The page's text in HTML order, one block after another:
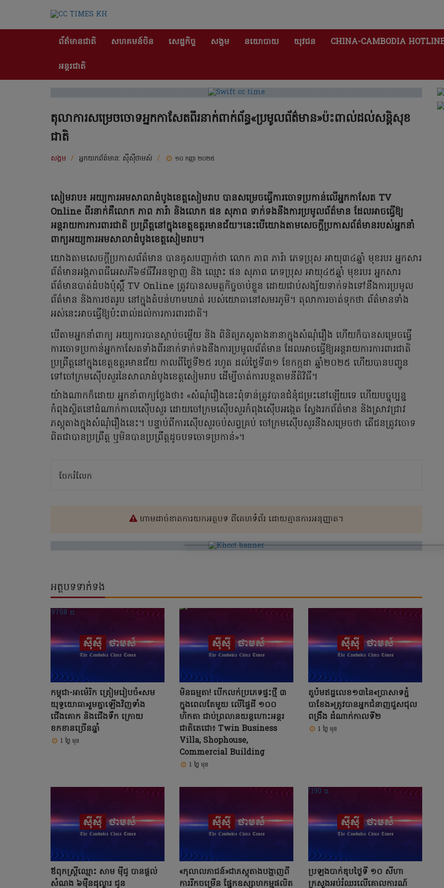
ព័ត៌មានជាតិ សហគមន៍ចិន សេដ្ឋកិច្ច សង្គម នយោបាយ យុវជន CHINA-CAMBODIA
អន្តរជាតិ
តុលាការសម្រេចចោទអ្នកកាសែតពីរនាក់ពាក់ព័ន្ធ«ប្រមូលព័ត៌មាន»ប៉ះពាល់ដល់សន្តិសុខ
ជាតិ
សង្គម / អ្នកយកព័ត៌មាន: ស៊ីស៊ីថាមស៍ / ១០ កញ្ញា ២០២៥
សៀមរាប៖ អយ្យការ​អម​សាលា​ដំបូង​ខេត្ត​សៀមរាប បានសម្រេចធ្វើការចោទប្រកាន់លើអ្នកកាសែត TV
Online ពីរ​នាក់​គឺលោក ភាព ភារ៉ា និងលោក ផន សុភាព ទាក់ទងនឹងការប្រមូលព័ត៌មាន ដែលអាចធ្វើឱ្យ
អន្តរាយការការពារជាតិ ប្រព្រឹត្តនៅក្នុងខេត្តឧត្តរមានជ័យ។នេះបើយោងតាមសេចក្តីប្រកាសព័ត៌មានរបស់​អ្នក​នាំ​
ពាក្យ​អយ្យការ​អម​សាលា​ដំបូង​ខេត្ត​សៀមរាប។
យោងតាមសេចក្តីប្រកាសព័ត៌មាន បានគូសបញ្ជាក់ថា លោក ភាព ភារ៉ា ភេទប្រុស អាយុ៣៤ឆ្នាំ មុខរបរ អ្នកសារ
ព័ត៌មានអង្គភាពធីអេសភី៦៨ធីវីអនឡាញ និង ឈ្មោះ ផន សុភាព ភេទប្រុស អាយុ៤៥ឆ្នាំ មុខរបរ អ្នកសារ
ព័ត៌មានបាត់ដំបងប៉ុស្តិ៍ TV Online ត្រូវបានសមត្ថកិច្ចចាប់ខ្លួន ដោយជាប់សង្ស័យទាក់ទងទៅនឹងការប្រមូល
ព័ត៌មាន និងការថតរូប នៅក្នុងតំបន់ហាមឃាត់ របស់យោធានៅសមរភូមិ។ តុលាការ​ចាត់​ទុក​​ថា ព័ត៌មានទាំង
អស់នេះអាចធ្វើឱ្យប៉ះពាល់ដល់ការការពារជាតិ។
បើ​តាមអ្នក​នាំពាក្យ​ អយ្យការ​បាន​ស្តាប់ចម្លើយ និង ពិនិត្យភស្តុតាងនានាក្នុងសំណុំរឿង ហើយ​ក៏​បានសម្រេចធ្វើ
ការចោទប្រកាន់អ្នកកាសែតទាំងពីរនាក់ទាក់ទងនឹងការប្រមូលព័ត៌មាន ដែលអាចធ្វើឱ្យអន្តរាយការការពារជាតិ
ប្រព្រឹត្តនៅក្នុងខេត្តឧត្តរមានជ័យ កាលពីថ្ងៃទី២៥ រហូត ដល់ថ្ងៃទី៣១ ខែកក្កដា ឆ្នាំ២០២៥ ហើយបានបញ្ជូន
ទៅចៅក្រមស៊ើបសួរនៃសាលាដំបូងខេត្តសៀមរាប ដើម្បីចាត់ការបន្តតាមនីតិវិធី។
យ៉ាង​ណាក​ក៏​ដោយ អ្នកនាំពាក្យថ្លែង​ថា៖ «សំណុំរឿងនេះពុំទាន់ត្រូវបានជំនុំជម្រះនៅឡើយទេ ហើយបច្ចុប្បន្ន
កំពុងស្ថិតនៅដំណាក់កាលស៊ើបសួរ ដោយចៅក្រមស៊ើបសួរកំពុងស៊ើបអង្កេត ស្វែងរកព័ត៌មាន និងស្រាវជ្រាវ
ភស្តុតាងក្នុងសំណុំរឿងនេះ។ បន្ទាប់ពីការស៊ើបសួរចប់សព្វគ្រប់ ចៅក្រមស៊ើបសួរនឹងសម្រេចថា តើជនត្រូវចោទ
ពិតជាបានប្រព្រឹត្ត ឬមិនបានប្រព្រឹត្តដូចបទចោទប្រកាន់»។
ចែករំលែក
ហាមដាច់ខាតការយកអត្ថបទ ពីគេហទំព័រ ដោយគ្មានការអនុញ្ញាត។
អត្ថបទទាក់ទង
កម្ពុជា-អាម៉េរិក ត្រៀមរៀបចំ«សម
យុទ្ធ​យោធា»រួមគ្នាឡើងវិញទាំង
ជើងគោក និងជើងទឹក ក្រោយ
ខកខានច្រើនឆ្នាំ
1 ថ្ងៃ មុន
មិនធម្មតា! បើកលក់ប្រភេទផ្ទះថ្មី ៣
ក្នុងពេលតែមួយ លើផ្ទៃដី ១០០
ហិកតា ជាប់ព្រលានយន្តហោះអន្តរ
ជាតិតេជោ៖ Twin Business
Villa, Shophouse,
Commercial Building
1 ថ្ងៃ មុន
តួប៉មឥដ្ឋលេខ១៣នៃ«ប្រាសាទភ្នំ
បាខែង»ត្រូវបានអ្នកជំនាញជួសជុល
ពង្រឹង ដំណាក់កាលទី២
1 ថ្ងៃ មុន
ឪពុកស្រ្តីឈ្មោះ សាម ម៉ីជូ បានផ្តល់
សំណង ៦ម៉ឺនដុល្លារ ជូន
«កុលាលភាជន៍»ជាភស្តុតាងបង្ហាញពី
ការរីកចម្រើន ផ្នែកឧស្សាហកម្មផលិត
ប្រឡងបាក់ឌុបថ្ងៃទី ១០ សីហា
ក្រសួងអប់រំឈរលើគោលការណ៍